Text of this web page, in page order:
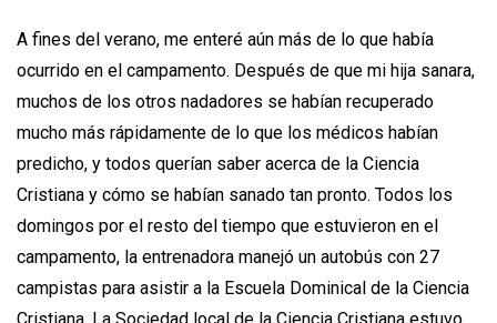
A fines del verano, me enteré aún más de lo que había
ocurrido en el campamento. Después de que mi hija sanara,
muchos de los otros nadadores se habían recuperado
mucho más rápidamente de lo que los médicos habían
predicho, y todos querían saber acerca de la Ciencia
Cristiana y cómo se habían sanado tan pronto. Todos los
domingos por el resto del tiempo que estuvieron en el
campamento, la entrenadora manejó un autobús con 27
campistas para asistir a la Escuela Dominical de la Ciencia